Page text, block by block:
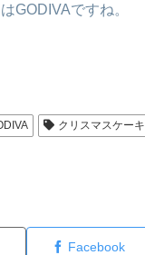
GODIVAですね。
クリスマスケーキ
Facebook